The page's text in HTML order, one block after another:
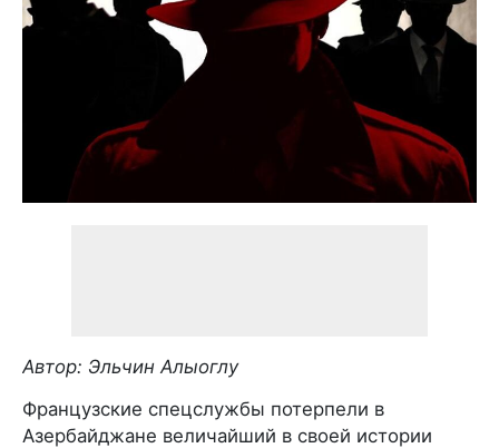
Автор: Эльчин Алыоглу
Французские спецслужбы потерпели в
Азербайджане величайший в своей истории